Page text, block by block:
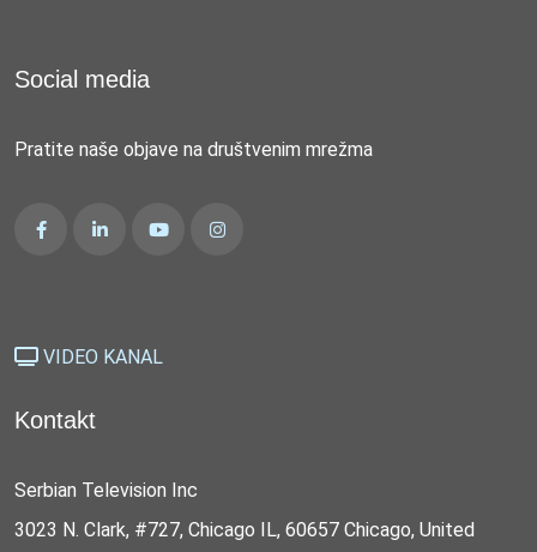
Social media
Pratite naše objave na društvenim mrežma
VIDEO KANAL
Kontakt
Serbian Television Inc
3023 N. Clark, #727, Chicago IL, 60657 Chicago, United